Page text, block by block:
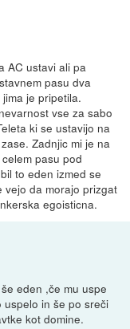
AC ustavi ali pa
pasu dva
je pripetila.
vse za sabo
ki se ustavijo na
Zadnjic mi je na
pasu pod
to eden izmed se
vejo da morajo prizgat
egoisticna.
eden ,če mu uspe
uspelo in še po sreči
kot domine.